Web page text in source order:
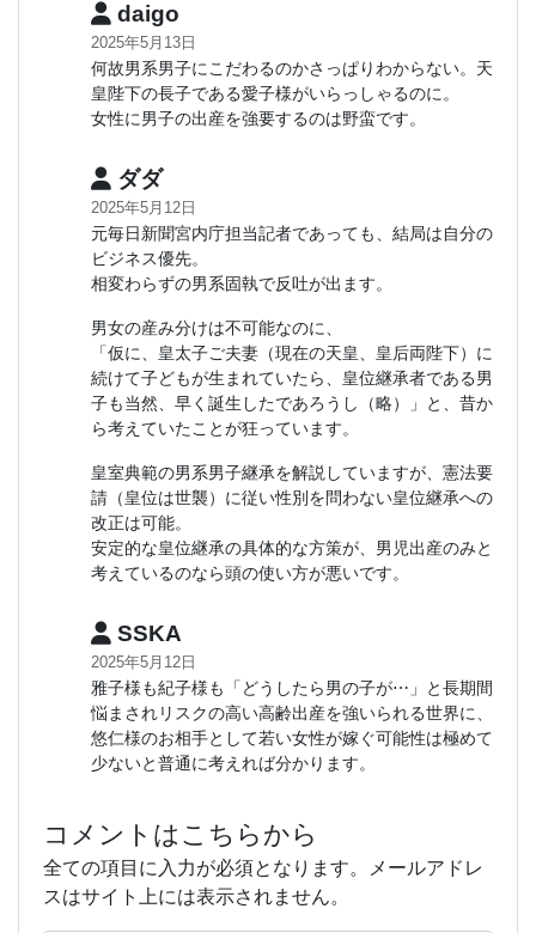
daigo
2025年5月13日
何故男系男子にこだわるのかさっぱりわからない。天
皇陛下の長子である愛子様がいらっしゃるのに。
女性に男子の出産を強要するのは野蛮です。
ダダ
2025年5月12日
元毎日新聞宮内庁担当記者であっても、結局は自分の
ビジネス優先。
相変わらずの男系固執で反吐が出ます。
男女の産み分けは不可能なのに、
「仮に、皇太子ご夫妻（現在の天皇、皇后両陛下）に
続けて子どもが生まれていたら、皇位継承者である男
子も当然、早く誕生したであろうし（略）」と、昔か
ら考えていたことが狂っています。
皇室典範の男系男子継承を解説していますが、憲法要
請（皇位は世襲）に従い性別を問わない皇位継承への
改正は可能。
安定的な皇位継承の具体的な方策が、男児出産のみと
考えているのなら頭の使い方が悪いです。
SSKA
2025年5月12日
雅子様も紀子様も「どうしたら男の子が⋯」と長期間
悩まされリスクの高い高齢出産を強いられる世界に、
悠仁様のお相手として若い女性が嫁ぐ可能性は極めて
少ないと普通に考えれば分かります。
コメントはこちらから
全ての項目に入力が必須となります。メールアドレ
スはサイト上には表示されません。